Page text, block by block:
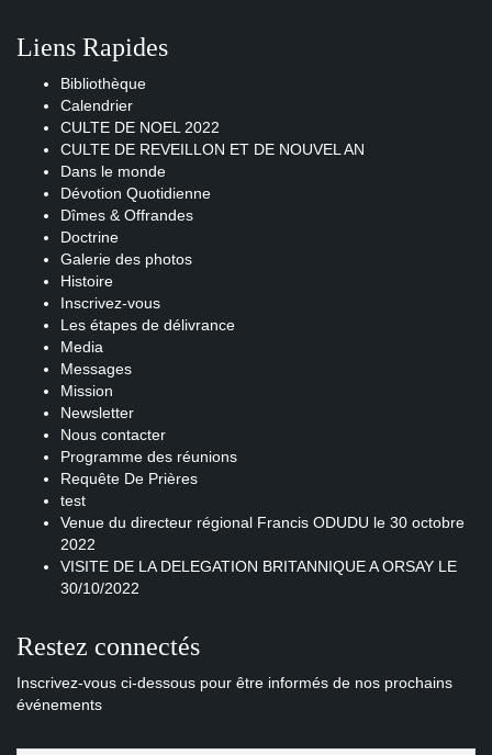
Liens Rapides
Bibliothèque
Calendrier
CULTE DE NOEL 2022
CULTE DE REVEILLON ET DE NOUVEL AN
Dans le monde
Dévotion Quotidienne
Dîmes & Offrandes
Doctrine
Galerie des photos
Histoire
Inscrivez-vous
Les étapes de délivrance
Media
Messages
Mission
Newsletter
Nous contacter
Programme des réunions
Requête De Prières
test
Venue du directeur régional Francis ODUDU le 30 octobre
2022
VISITE DE LA DELEGATION BRITANNIQUE A ORSAY LE
30/10/2022
Restez connectés
Inscrivez-vous ci-dessous pour être informés de nos prochains
événements